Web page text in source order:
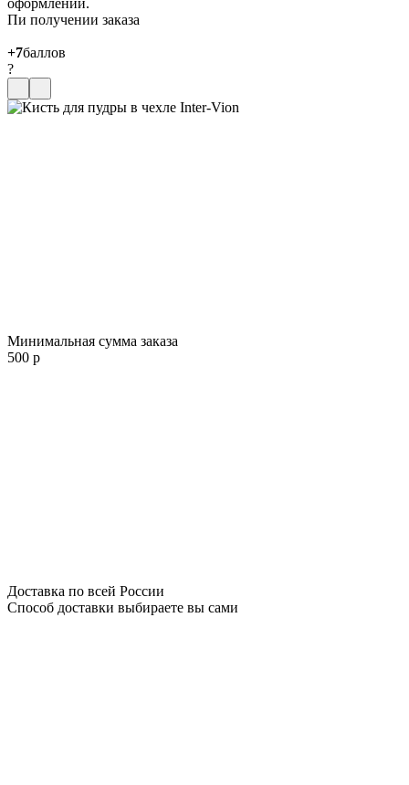
Пи получении заказа
+7баллов
?
Минимальная сумма заказа
500 р
Доставка по всей России
Способ доставки выбираете вы сами